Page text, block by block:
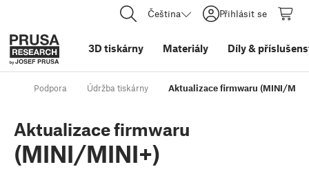
Čeština Přihlásit se
3D tiskárny Materiály Díly&
Podpora Údržba tiskárny Aktualizace firmwaru (MINI/
Aktualizace firmwaru
(MINI/MINI+)